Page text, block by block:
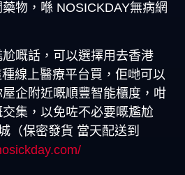
物，喺 NOSICKDAY無病網
嘅話，可以選擇用去香港
線上醫療平台買，佢哋可以
企附近嘅順豐智能櫃度，咁
集，以免咗不必要嘅尷尬
（保密發貨 當天配送到